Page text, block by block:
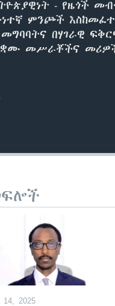
- የዜጎች
ምንጮች
በሃገራዊ
መሥራቾችና
2025